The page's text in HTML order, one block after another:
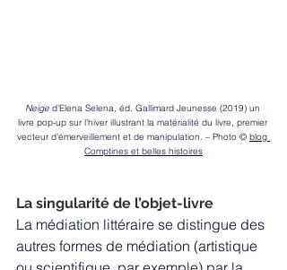
Neige d’Elena Selena, éd. Gallimard Jeunesse (2019) un
livre pop-up sur l’hiver illustrant la matérialité du livre, premier
vecteur d'émerveillement et de manipulation. – Photo © blog
Comptines et belles histoires
La singularité de l’objet-livre
La médiation littéraire se distingue des
autres formes de médiation (artistique